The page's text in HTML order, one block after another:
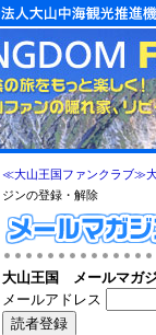
≪大山王国ファンクラブ≫
ジンの登録・解除
大山王国 メールマガ
メールアドレス